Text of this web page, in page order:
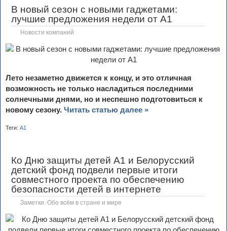
В новый сезон с новыми гаджетами:
лучшие предложения недели от А1
Новости компаний
Лето незаметно движется к концу, и это отличная
возможность не только насладиться последними
солнечными днями, но и неспешно подготовиться к
новому сезону. Читать статью далее »
Теги: А1
Ко Дню защиты детей А1 и Белорусский
детский фонд подвели первые итоги
совместного проекта по обеспечению
безопасности детей в интернете
Заметки. Обо всём в стране и мире